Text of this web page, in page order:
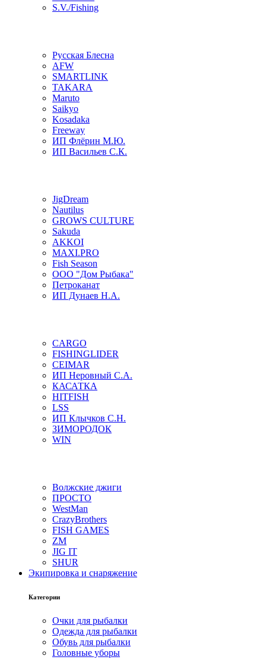
S.V./Fishing
Русская Блесна
AFW
SMARTLINK
TAKARA
Maruto
Saikyo
Kosadaka
Freeway
ИП Флёрин М.Ю.
ИП Васильев С.К.
JigDream
Nautilus
GROWS CULTURE
Sakuda
AKKOI
MAXI.PRO
Fish Season
ООО "Дом Рыбака"
Петроканат
ИП Дунаев Н.А.
CARGO
FISHINGLIDER
CEIMAR
ИП Неровный С.А.
КАСАТКА
HITFISH
LSS
ИП Клычков С.Н.
ЗИМОРОДОК
WIN
Волжские джиги
ПРОСТО
WestMan
CrazyBrothers
FISH GAMES
ZM
JIG IT
SHUR
Экипировка и снаряжение
Категории
Очки для рыбалки
Одежда для рыбалки
Обувь для рыбалки
Головные уборы